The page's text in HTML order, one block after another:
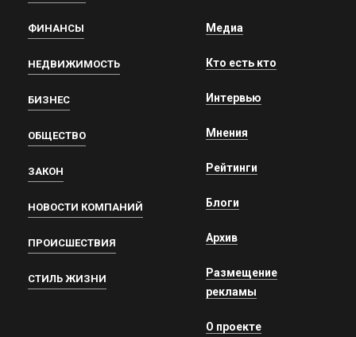
ФИНАНСЫ
НЕДВИЖИМОСТЬ
БИЗНЕС
ОБЩЕСТВО
ЗАКОН
НОВОСТИ КОМПАНИЙ
ПРОИСШЕСТВИЯ
СТИЛЬ ЖИЗНИ
Медиа
Кто есть кто
Интервью
Мнения
Рейтинги
Блоги
Архив
Размещение
рекламы
О проекте